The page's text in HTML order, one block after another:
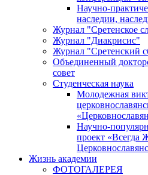
Научно-
наследии,
Журнал "Сретенское
Журнал "Диакрисис"
Журнал "Сретенский
Объединенный
совет
Студенческая наука
Молодежная
Научно-
проект «Всегда
Жизнь академии
ФОТОГАЛЕРЕЯ